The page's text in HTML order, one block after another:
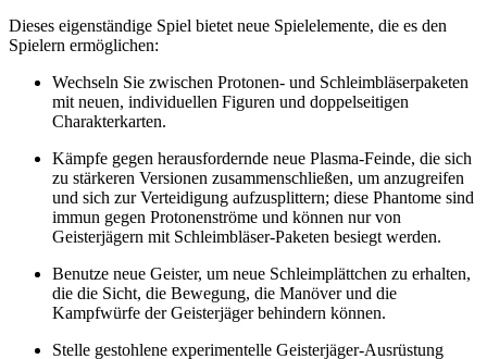
Dieses eigenständige Spiel bietet neue Spielelemente, die es den
Spielern ermöglichen:
Wechseln Sie zwischen Protonen- und Schleimbläserpaketen
mit neuen, individuellen Figuren und doppelseitigen
Charakterkarten.
Kämpfe gegen herausfordernde neue Plasma-Feinde, die sich
zu stärkeren Versionen zusammenschließen, um anzugreifen
und sich zur Verteidigung aufzusplittern; diese Phantome sind
immun gegen Protonenströme und können nur von
Geisterjägern mit Schleimbläser-Paketen besiegt werden.
Benutze neue Geister, um neue Schleimplättchen zu erhalten,
die die Sicht, die Bewegung, die Manöver und die
Kampfwürfe der Geisterjäger behindern können.
Stelle gestohlene experimentelle Geisterjäger-Ausrüstung